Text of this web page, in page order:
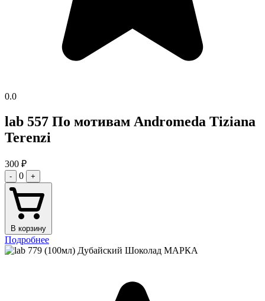
0.0
lab 557 По мотивам Andromeda Tiziana
Terenzi
300 ₽
- 0 +
В корзину
Подробнее